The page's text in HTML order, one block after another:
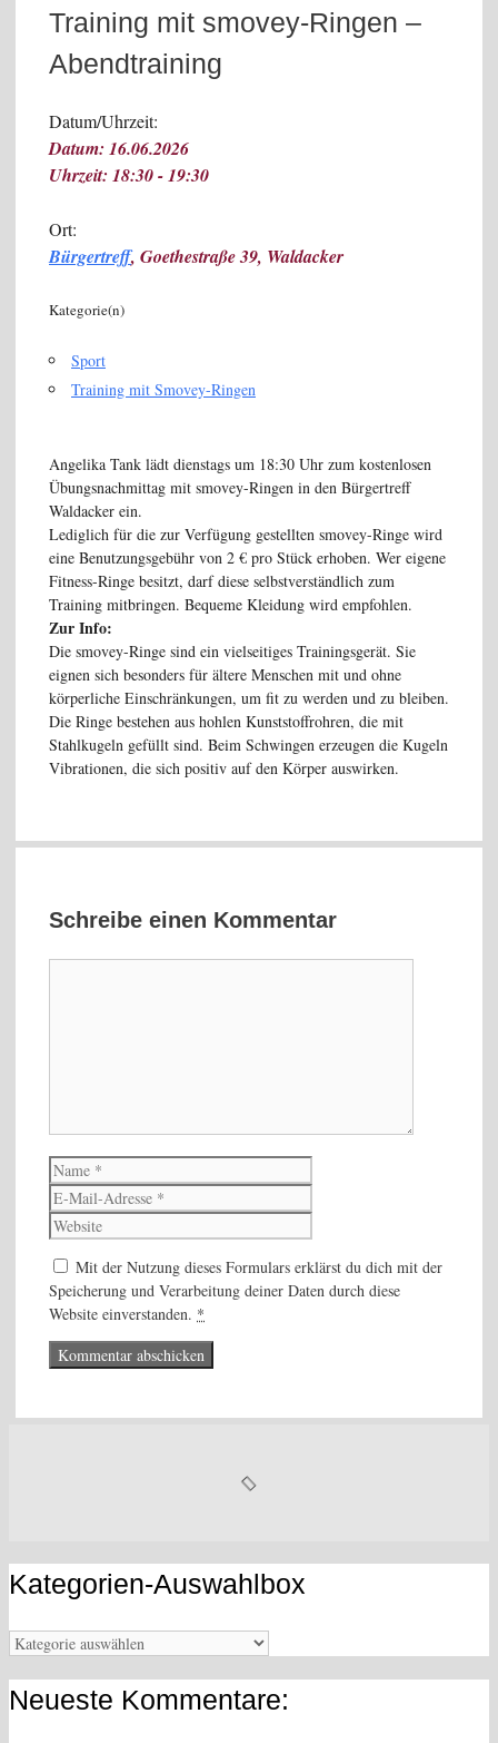
Training mit smovey-Ringen –
Abendtraining
Datum/Uhrzeit:
Datum: 16.06.2026
Uhrzeit: 18:30 - 19:30
Ort:
Bürgertreff, Goethestraße 39, Waldacker
Kategorie(n)
Sport
Training mit Smovey-Ringen
Angelika Tank lädt dienstags um 18:30 Uhr zum kostenlosen
Übungsnachmittag mit smovey-Ringen in den Bürgertreff
Waldacker ein.
Lediglich für die zur Verfügung gestellten smovey-Ringe wird
eine Benutzungsgebühr von 2 € pro Stück erhoben. Wer eigene
Fitness-Ringe besitzt, darf diese selbstverständlich zum
Training mitbringen. Bequeme Kleidung wird empfohlen.
Zur Info:
Die smovey-Ringe sind ein vielseitiges Trainingsgerät. Sie
eignen sich besonders für ältere Menschen mit und ohne
körperliche Einschränkungen, um fit zu werden und zu bleiben.
Die Ringe bestehen aus hohlen Kunststoffrohren, die mit
Stahlkugeln gefüllt sind. Beim Schwingen erzeugen die Kugeln
Vibrationen, die sich positiv auf den Körper auswirken.
Schreibe einen Kommentar
Name
Mail-
Adresse
Mit der Nutzung dieses Formulars erklärst du dich mit der
Speicherung und Verarbeitung deiner Daten durch diese
Website einverstanden. *
Kategorien-Auswahlbox
Kategorien-
Neueste Kommentare: